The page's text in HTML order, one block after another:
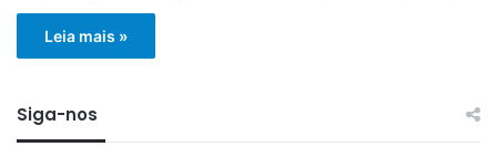
Leia mais »
Siga-nos